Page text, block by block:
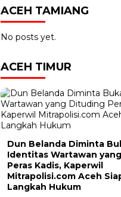
ACEH TAMIANG
No posts yet.
ACEH TIMUR
Dun Belanda Diminta
Identitas Wartawan
Peras Kadis, Kaperwil
Mitrapolisi.com Aceh
Langkah Hukum